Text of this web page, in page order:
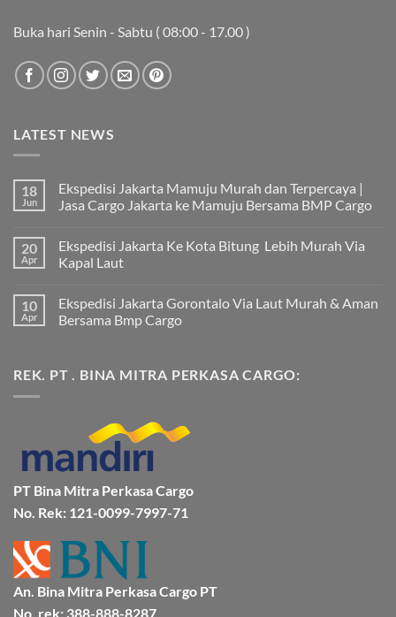
Buka hari Senin - Sabtu ( 08:00 - 17.00 )
LATEST NEWS
18
Jun
Ekspedisi Jakarta Mamuju Murah dan Terpercaya |
Jasa Cargo Jakarta ke Mamuju Bersama BMP Cargo
komentar
pada
Ekspedisi
Murah
dan
Terpercaya
Jakarta
ke
20
Apr
Ekspedisi Jakarta Ke Kota Bitung Lebih Murah Via
Kapal Laut
komentar
pada
Ekspedisi
Bitung
Lebih
10
Apr
Ekspedisi Jakarta Gorontalo Via Laut Murah & Aman
Bersama Bmp Cargo
pada
Ekspedisi
&
Aman
Bersama
Bmp
Cargo
REK. PT . BINA MITRA PERKASA CARGO:
PT Bina Mitra Perkasa Cargo
No. Rek: 121-0099-7997-71
An. Bina Mitra Perkasa Cargo PT
No. rek: 388-888-8287